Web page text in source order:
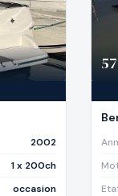
2002
1 x 200ch
occasion